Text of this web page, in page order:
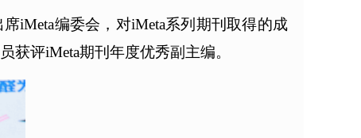
iMeta编委会，对iMeta系列期刊取得的成
评iMeta期刊年度优秀副主编。